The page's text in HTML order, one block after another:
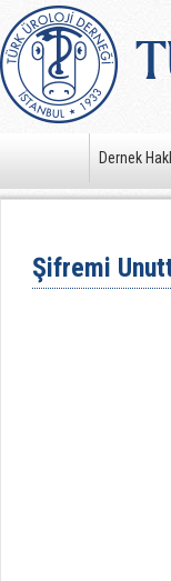
Dernek
Şifremi